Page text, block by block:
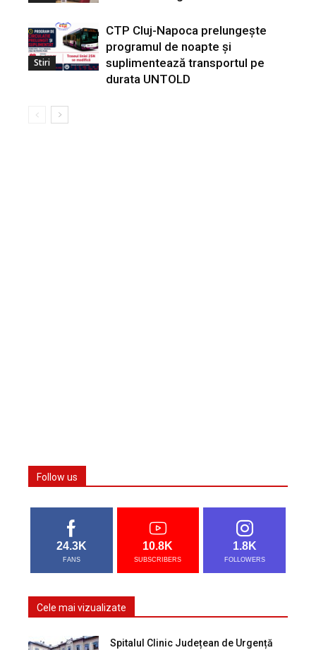
Stiri
CTP Cluj-Napoca prelungește
programul de noapte și
suplimentează transportul pe
durata UNTOLD
Follow us
24.3K
FANS
10.8K
SUBSCRIBERS
1.8K
FOLLOWERS
Cele mai vizualizate
Spitalul Clinic Județean de Urgență